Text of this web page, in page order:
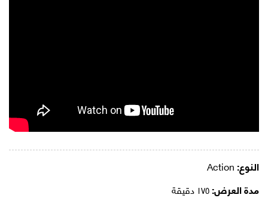
النوع:
مدة العرض: